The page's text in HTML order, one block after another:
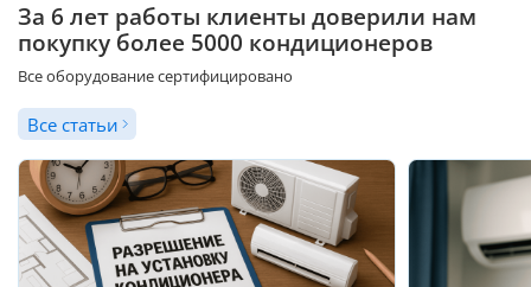
За 6 лет работы клиенты доверили нам
покупку более 5000 кондиционеров
Все оборудование сертифицировано
Все статьи